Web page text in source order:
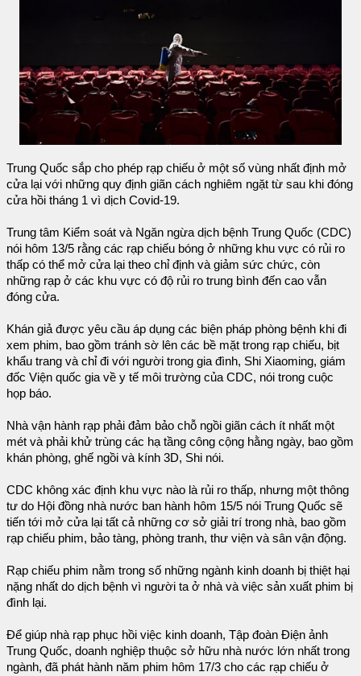
Trung Quốc sắp cho phép rạp chiếu ở một số vùng nhất định mở
cửa lại với những quy định giãn cách nghiêm ngặt từ sau khi đóng
cửa hồi tháng 1 vì dịch Covid-19.
Trung tâm Kiểm soát và Ngăn ngừa dịch bệnh Trung Quốc (CDC)
nói hôm 13/5 rằng các rạp chiếu bóng ở những khu vực có rủi ro
thấp có thể mở cửa lại theo chỉ định và giảm sức chức, còn
những rạp ở các khu vực có độ rủi ro trung bình đến cao vẫn
đóng cửa.
Khán giả được yêu cầu áp dụng các biện pháp phòng bệnh khi đi
xem phim, bao gồm tránh sờ lên các bề mặt trong rạp chiếu, bịt
khẩu trang và chỉ đi với người trong gia đình, Shi Xiaoming, giám
đốc Viện quốc gia về y tế môi trường của CDC, nói trong cuộc
họp báo.
Nhà vận hành rạp phải đảm bảo chỗ ngồi giãn cách ít nhất một
mét và phải khử trùng các hạ tầng công cộng hằng ngày, bao gồm
khán phòng, ghế ngồi và kính 3D, Shi nói.
CDC không xác định khu vực nào là rủi ro thấp, nhưng một thông
tư do Hội đồng nhà nước ban hành hôm 15/5 nói Trung Quốc sẽ
tiến tới mở cửa lại tất cả những cơ sở giải trí trong nhà, bao gồm
rạp chiếu phim, bảo tàng, phòng tranh, thư viện và sân vận động.
Rạp chiếu phim nằm trong số những ngành kinh doanh bị thiệt hại
nặng nhất do dịch bệnh vì người ta ở nhà và việc sản xuất phim bị
đình lại.
Để giúp nhà rạp phục hồi việc kinh doanh, Tập đoàn Điện ảnh
Trung Quốc, doanh nghiệp thuộc sở hữu nhà nước lớn nhất trong
ngành, đã phát hành năm phim hôm 17/3 cho các rạp chiếu ở